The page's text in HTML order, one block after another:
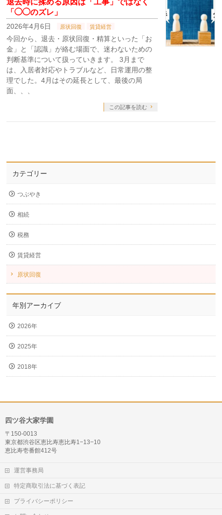
退去時に揉める原因は「工事」ではなく
「◯◯のズレ」
2026年4月6日 原状回復 賃貸経営
今回から、退去・原状回復・精算といった「お
金」と「認識」が絡む場面で、迷わないための
判断基準について扱っていきます。 3月まで
は、入居者対応やトラブルなど、日常運用の整
理でした。4月はその延長として、最後の局
面、、、
この記事を読む
カテゴリー
つぶやき
相続
税務
賃貸経営
原状回復
年別アーカイブ
2026年
2025年
2018年
四ツ谷大家学園
〒150-0013
東京都渋谷区恵比寿恵比寿1−13−10
恵比寿壱番館412号
運営事務局
特定商取引法に基づく表記
プライバシーポリシー